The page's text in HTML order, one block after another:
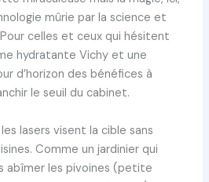
mûrie par la science et
celles et ceux qui hésitent
hydratante Vichy et une
d’horizon des bénéfices à
le seuil du cabinet.
lasers visent la cible sans
Comme un jardinier qui
abîmer les pivoines (petite